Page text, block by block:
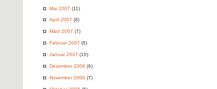
Mai 2007 (11)
April 2007 (8)
März 2007 (7)
Februar 2007 (6)
Januar 2007 (10)
Dezember 2006 (6)
November 2006 (7)